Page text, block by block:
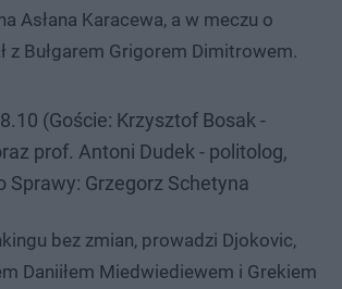
Asłana Karacewa, a w meczu o
z Bułgarem Grigorem Dimitrowem.
(Goście: Krzysztof Bosak -
prof. Antoni Dudek - politolog,
Sprawy: Grzegorz Schetyna
bez zmian, prowadzi Djokovic,
Daniiłem Miedwiediewem i Grekiem